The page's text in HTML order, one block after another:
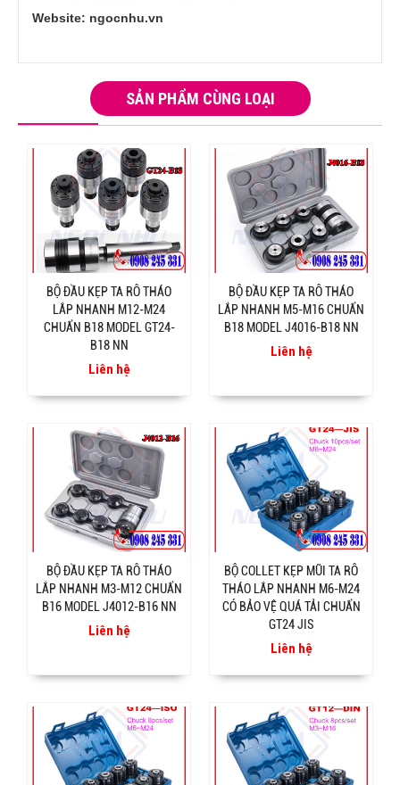
Website: ngocnhu.vn
SẢN PHẨM CÙNG LOẠI
BỘ ĐẦU KẸP TA RÔ THÁO
LẮP NHANH M12-M24
CHUẨN B18 MODEL GT24-
B18 NN
Liên hệ
BỘ ĐẦU KẸP TA RÔ THÁO
LẮP NHANH M5-M16 CHUẨN
B18 MODEL J4016-B18 NN
Liên hệ
BỘ ĐẦU KẸP TA RÔ THÁO
LẮP NHANH M3-M12 CHUẨN
B16 MODEL J4012-B16 NN
Liên hệ
BỘ COLLET KẸP MŨI TA RÔ
THÁO LẮP NHANH M6-M24
CÓ BẢO VỆ QUÁ TẢI CHUẨN
GT24 JIS
Liên hệ